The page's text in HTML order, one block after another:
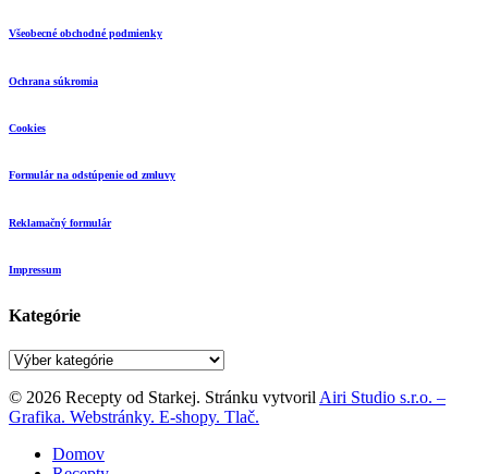
Všeobecné obchodné podmienky
Ochrana súkromia
Cookies
Formulár na odstúpenie od zmluvy
Reklamačný formulár
Impressum
Kategórie
Kategórie
© 2026 Recepty od Starkej. Stránku vytvoril Airi Studio s.r.o. –
Grafika. Webstránky. E-shopy. Tlač.
Close
Domov